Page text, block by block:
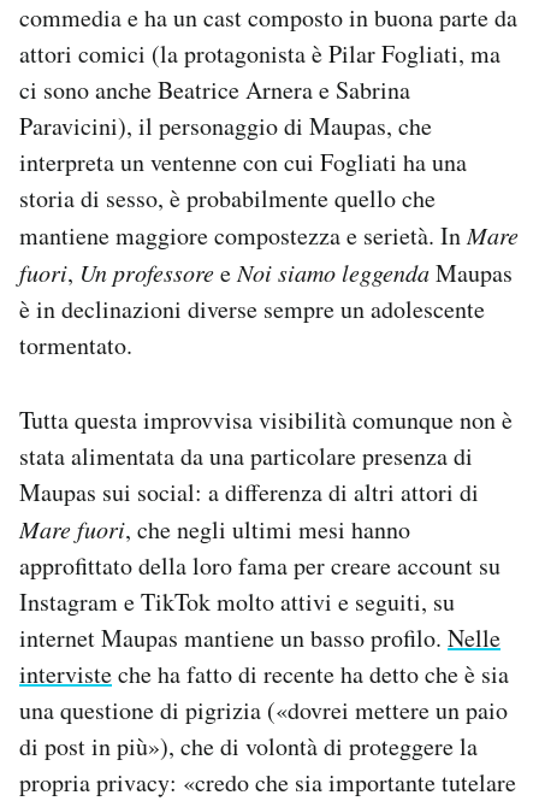
commedia e ha un cast composto in buona parte da
attori comici (la protagonista è Pilar Fogliati, ma
ci sono anche Beatrice Arnera e Sabrina
Paravicini), il personaggio di Maupas, che
interpreta un ventenne con cui Fogliati ha una
storia di sesso, è probabilmente quello che
mantiene maggiore compostezza e serietà. InMare
fuori, Un professoreeNoi siamo leggendaMaupas
è in declinazioni diverse sempre un adolescente
tormentato.
Tutta questa improvvisa visibilità comunque non è
stata alimentata da una particolare presenza di
Maupas sui social: a differenza di altri attori di
Mare fuori, che negli ultimi mesi hanno
approfittato della loro fama per creare account su
Instagram e TikTok molto attivi e seguiti, su
internet Maupas mantiene un basso profilo. Nelle
intervisteche ha fatto di recente ha detto che è sia
una questione di pigrizia («dovrei mettere un paio
di post in più»), che di volontà di proteggere la
propria privacy: «credo che sia importante tutelare